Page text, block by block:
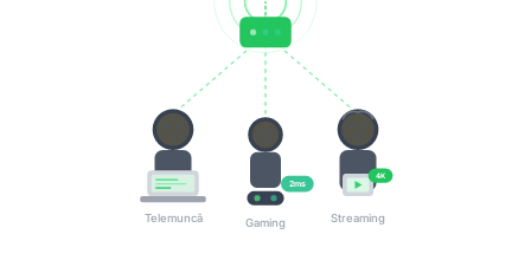
Telemuncă
2ms
Gaming
4K
Streaming